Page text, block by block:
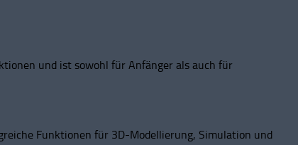
und ist sowohl für Anfänger als auch für
Funktionen für 3D-Modellierung, Simulation und